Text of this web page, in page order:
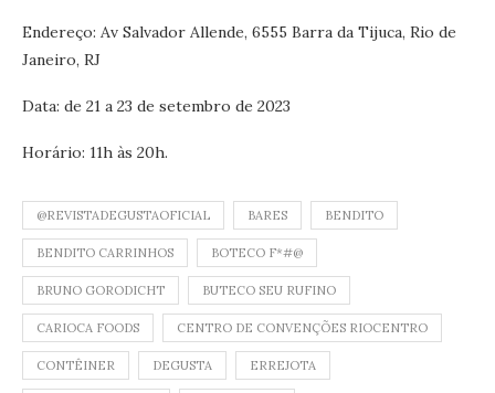
Endereço: Av Salvador Allende, 6555 Barra da Tijuca, Rio de
Janeiro, RJ
Data: de 21 a 23 de setembro de 2023
Horário: 11h às 20h.
@REVISTADEGUSTAOFICIAL BARES BENDITO
BENDITO CARRINHOS BOTECO F*#@
BRUNO GORODICHT BUTECO SEU RUFINO
CARIOCA FOODS CENTRO DE CONVENÇÕES RIOCENTRO
CONTÊINER DEGUSTA ERREJOTA